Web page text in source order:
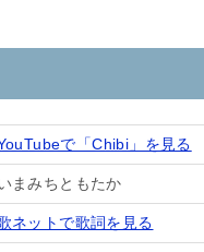
で「Chibi」を見る
まみちともたか
ネットで歌詞を見る